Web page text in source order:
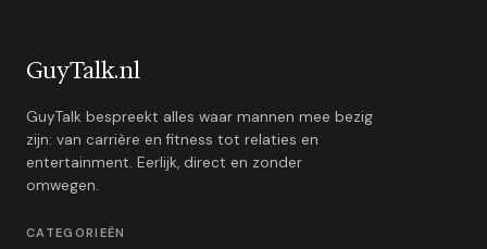
GuyTalk.nl
GuyTalk bespreekt alles waar mannen mee bezig
zijn: van carrière en fitness tot relaties en
entertainment. Eerlijk, direct en zonder
omwegen.
CATEGORIEËN